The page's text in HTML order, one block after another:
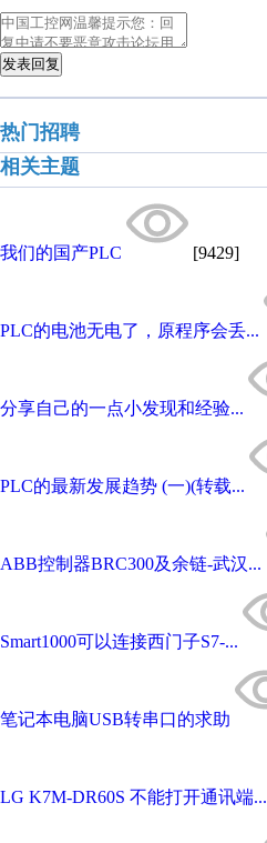
发表回复
热门招聘
相关主题
我们的国产PLC [9429]
PLC的电池无电了，原程序会丢...
分享自己的一点小发现和经验...
PLC的最新发展趋势 (一)(转载...
ABB控制器BRC300及余链-武汉...
Smart1000可以连接西门子S7-...
笔记本电脑USB转串口的求助
LG K7M-DR60S 不能打开通讯端...